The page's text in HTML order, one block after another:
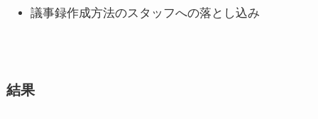
議事録作成方法のスタッフへの落とし込み
結果